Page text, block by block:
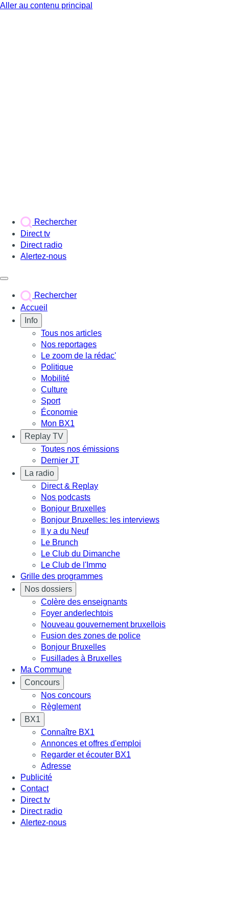
Aller au contenu principal
Rechercher
Direct tv
Direct radio
Alertez-nous
Rechercher
Accueil
Info
Tous nos articles
Nos reportages
Le zoom de la rédac'
Politique
Mobilité
Culture
Sport
Économie
Mon BX1
Replay TV
Toutes nos émissions
Dernier JT
La radio
Direct & Replay
Nos podcasts
Bonjour Bruxelles
Bonjour Bruxelles: les interviews
Il y a du Neuf
Le Brunch
Le Club du Dimanche
Le Club de l'Immo
Grille des programmes
Nos dossiers
Colère des enseignants
Foyer anderlechtois
Nouveau gouvernement bruxellois
Fusion des zones de police
Bonjour Bruxelles
Fusillades à Bruxelles
Ma Commune
Concours
Nos concours
Règlement
BX1
Connaître BX1
Annonces et offres d'emploi
Regarder et écouter BX1
Adresse
Publicité
Contact
Direct tv
Direct radio
Alertez-nous